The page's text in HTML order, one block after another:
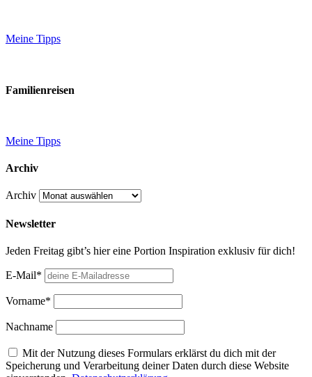
Meine Tipps
Familienreisen
Meine Tipps
Archiv
Archiv
Newsletter
Jeden Freitag gibt’s hier eine Portion Inspiration exklusiv für dich!
E-Mail*
Vorname*
Nachname
Mit der Nutzung dieses Formulars erklärst du dich mit der
Speicherung und Verarbeitung deiner Daten durch diese Website